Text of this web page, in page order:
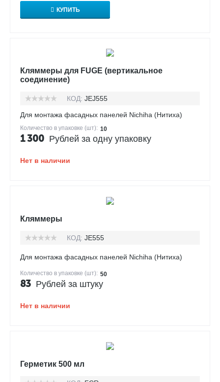
КУПИТЬ
Кляммеры для FUGE (вертикальное
соединение)
КОД: JEJ555
Для монтажа фасадных панелей Nichiha (Нитиха)
Количество в упаковке (шт): 10
1 300 Рублей за одну упаковку
Нет в наличии
Кляммеры
КОД: JE555
Для монтажа фасадных панелей Nichiha (Нитиха)
Количество в упаковке (шт): 50
83 Рублей за штуку
Нет в наличии
Герметик 500 мл